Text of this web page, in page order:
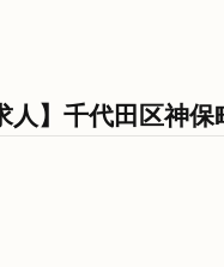
人】千代田区神